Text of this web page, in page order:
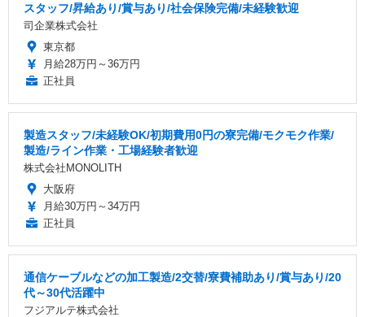
スタッフ/昇給あり/賞与あり/社会保険完備/未経験歓迎
司企業株式会社
東京都
月給28万円～36万円
正社員
製造スタッフ/未経験OK/初期費用0円の寮完備/モクモク作業/
製造/ライン作業・工場経験者歓迎
株式会社MONOLITH
大阪府
月給30万円～34万円
正社員
通信ケーブルなどの加工製造/2交替/寮費補助あり/賞与あり/20
代～30代活躍中
フジアルテ株式会社